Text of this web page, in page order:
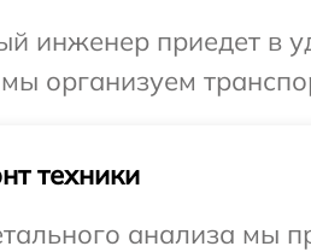
инженер приедет в
организуем
техники
анализа мы